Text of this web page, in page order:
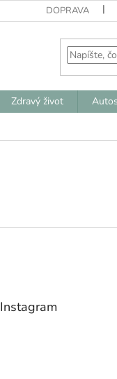
DOPRAVA
Zdravý život
Instagram